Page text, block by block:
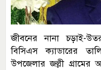
জীবনের নানা চড়াই-
বিসিএস ক্যাডারের
উপজেলার জল্লী